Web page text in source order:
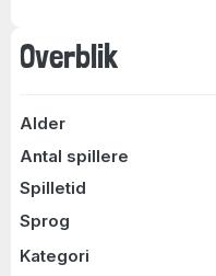
Overblik
Alder
Antal spillere
Spilletid
Sprog
Kategori